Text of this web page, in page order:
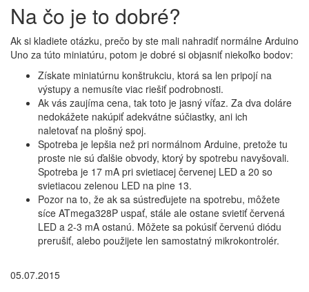
Na čo je to dobré?
Ak si kladiete otázku, prečo by ste mali nahradiť normálne Arduino
Uno za túto miniatúru, potom je dobré si objasniť niekoľko bodov:
Získate miniatúrnu konštrukciu, ktorá sa len pripojí na
výstupy a nemusíte viac riešiť podrobnosti.
Ak vás zaujíma cena, tak toto je jasný víťaz. Za dva doláre
nedokážete nakúpiť adekvátne súčiastky, ani ich
naletovať na plošný spoj.
Spotreba je lepšia než pri normálnom Arduine, pretože tu
proste nie sú ďalšie obvody, ktorý by spotrebu navyšovali.
Spotreba je 17 mA pri svietiacej červenej LED a 20 so
svietiacou zelenou LED na pine 13.
Pozor na to, že ak sa sústreďujete na spotrebu, môžete
síce ATmega328P uspať, stále ale ostane svietiť červená
LED a 2-3 mA ostanú. Môžete sa pokúsiť červenú diódu
prerušiť, alebo použijete len samostatný mikrokontrolér.
05.07.2015